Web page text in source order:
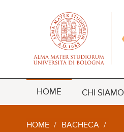
HOME CHI SIAMO
HOME / BACHECA /